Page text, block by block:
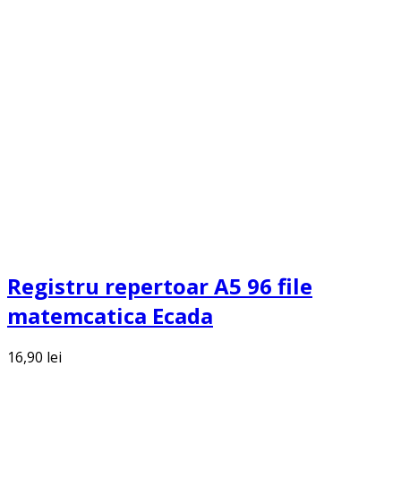
Registru repertoar A5 96 file
matemcatica Ecada
16,90 lei